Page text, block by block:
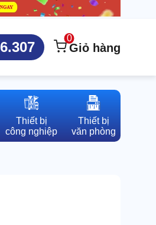
0
Giỏ hàng
Thiết bị
công nghiệp
Thiết bị
văn phòng